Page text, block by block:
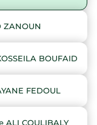
ZANOUN
BOUFAID
FEDOUL
ALI COULIBALY